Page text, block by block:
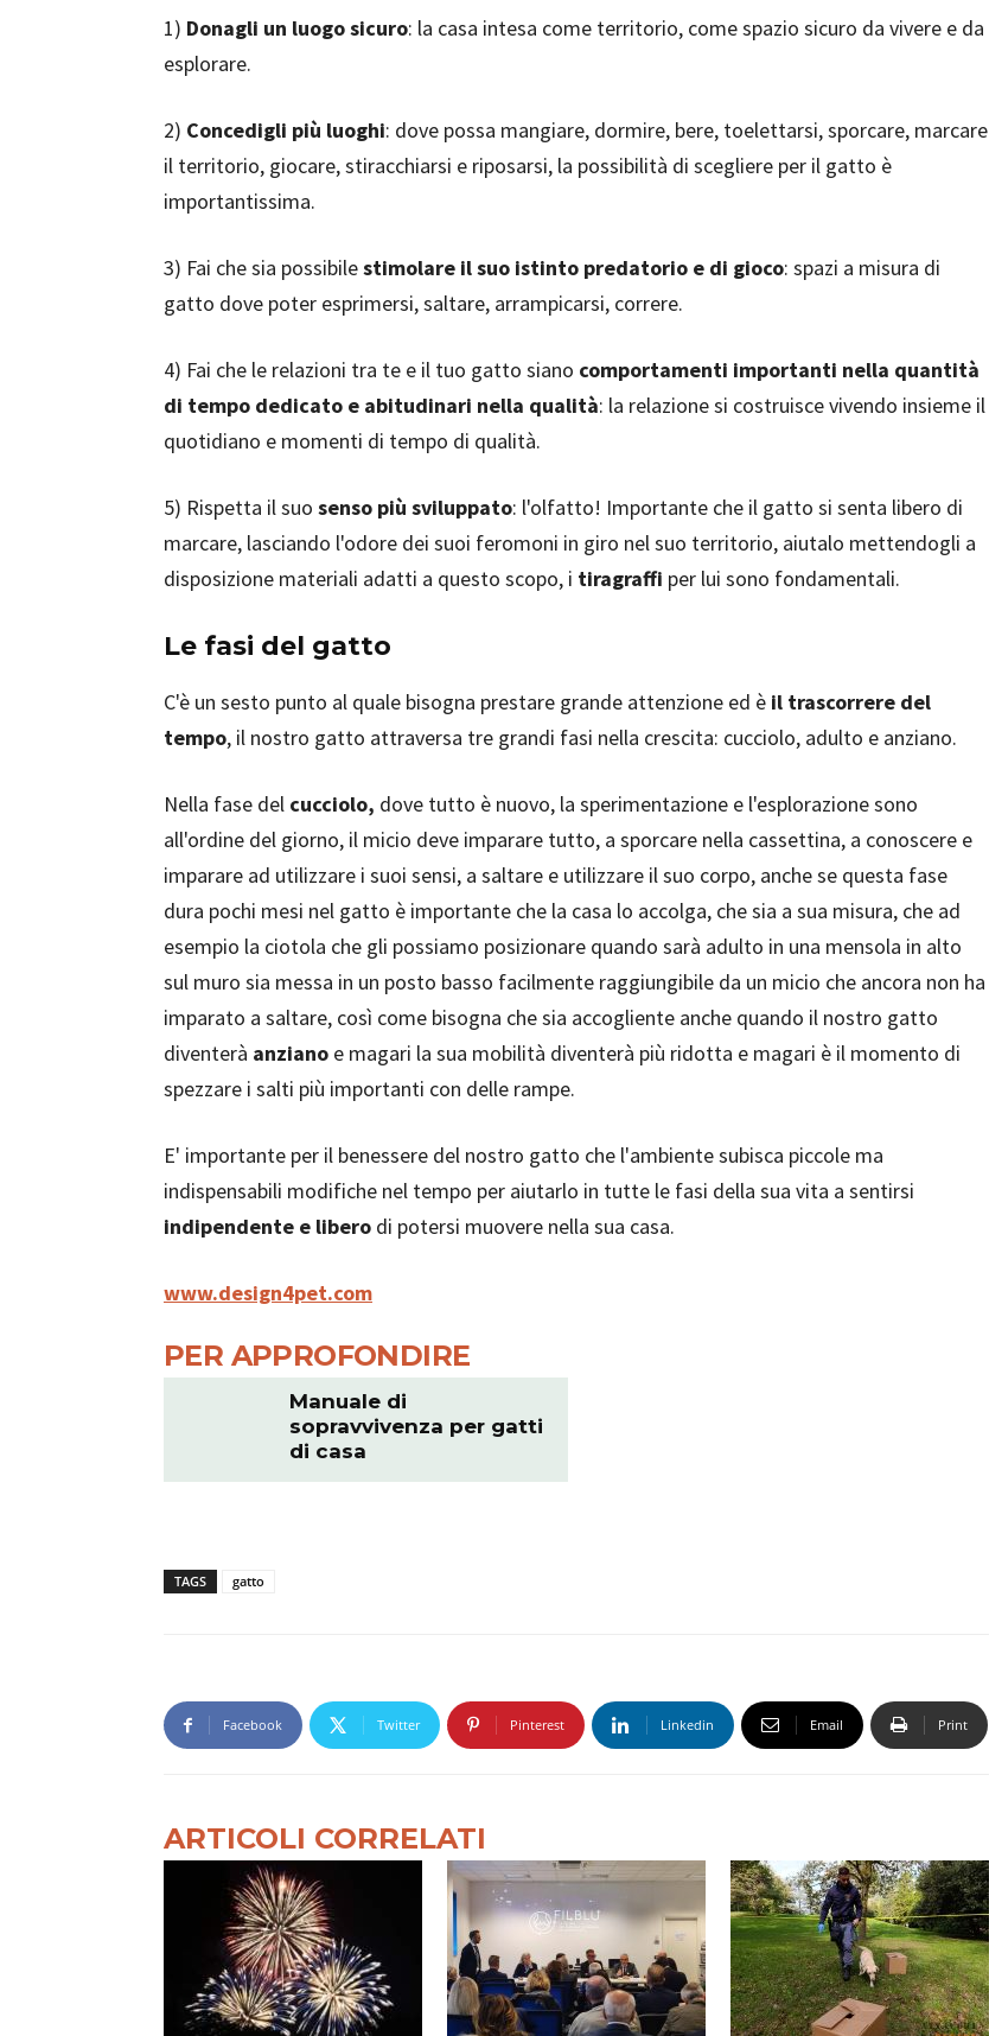
1) Donagli un luogo sicuro: la casa intesa come territorio, come spazio sicuro da vivere e da
esplorare.
2) Concedigli più luoghi: dove possa mangiare, dormire, bere, toelettarsi, sporcare, marcare
il territorio, giocare, stiracchiarsi e riposarsi, la possibilità di scegliere per il gatto è
importantissima.
3) Fai che sia possibilestimolare il suo istinto predatorio e di gioco: spazi a misura di
gatto dove poter esprimersi, saltare, arrampicarsi, correre.
4) Fai che le relazioni tra te e il tuo gatto siano comportamenti importanti nella quantità
di tempo dedicato e abitudinari nella qualità: la relazione si costruisce vivendo insieme il
quotidiano e momenti di tempo di qualità.
5) Rispetta il suo senso più sviluppato: l'olfatto! Importante che il gatto si senta libero di
marcare, lasciando l'odore dei suoi feromoni in giro nel suo territorio, aiutalo mettendogli a
disposizione materiali adatti a questo scopo, i tiragraffi per lui sono fondamentali.
Le fasi del gatto
C'è un sesto punto al quale bisogna prestare grande attenzione ed è il trascorrere del
tempo, il nostro gatto attraversa tre grandi fasi nella crescita: cucciolo, adulto e anziano.
Nella fase del cucciolo, dove tutto è nuovo, la sperimentazione e l'esplorazione sono
all'ordine del giorno, il micio deve imparare tutto, a sporcare nella cassettina, a conoscere e
imparare ad utilizzare i suoi sensi, a saltare e utilizzare il suo corpo, anche se questa fase
dura pochi mesi nel gatto è importante che la casa lo accolga, che sia a sua misura, che ad
esempio la ciotola che gli possiamo posizionare quando sarà adulto in una mensola in alto
sul muro sia messa in un posto basso facilmente raggiungibile da un micio che ancora non ha
imparato a saltare, così come bisogna che sia accogliente anche quando il nostro gatto
diventerà anziano e magari la sua mobilità diventerà più ridotta e magari è il momento di
spezzare i salti più importanti con delle rampe.
E' importante per il benessere del nostro gatto che l'ambiente subisca piccole ma
indispensabili modifiche nel tempo per aiutarlo in tutte le fasi della sua vita a sentirsi
indipendente e libero di potersi muovere nella sua casa.
www.design4pet.com
PER APPROFONDIRE
Manuale di
sopravvivenza per gatti
di casa
TAGS gatto
Facebook Twitter Pinterest Linkedin Email Print
ARTICOLI CORRELATI